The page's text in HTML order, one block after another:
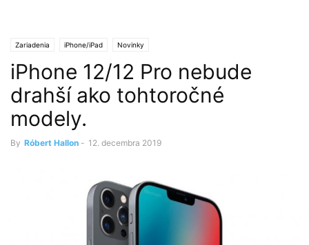
Zariadenia iPhone/iPad Novinky
iPhone 12/12 Pro nebude
drahší ako tohtoročné
modely.
By Róbert Hallon - 12. decembra 2019